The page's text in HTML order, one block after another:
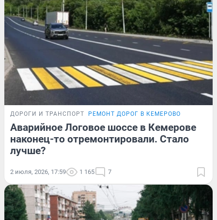
ДОРОГИ И ТРАНСПОРТ РЕМОНТ ДОРОГ В КЕМЕРОВО
Аварийное Логовое шоссе в Кемерове
наконец-то отремонтировали. Стало
лучше?
2 июля, 2026, 17:59 1 165 7